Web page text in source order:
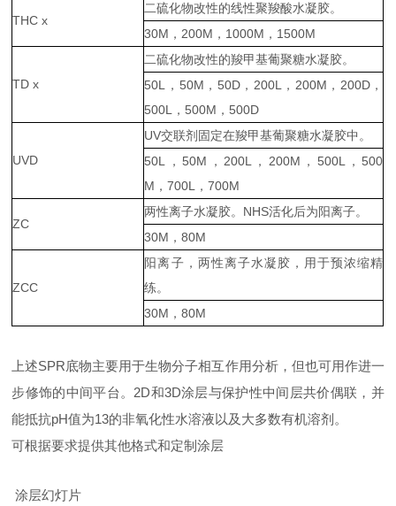
THC x
二硫化物改性的线性聚羧酸水凝胶。
30M，200M，1000M，1500M
TD x
二硫化物改性的羧甲基葡聚糖水凝胶。
50L，50M，50D，200L，200M，200D，
500L，500M，500D
UVD
UV交联剂固定在羧甲基葡聚糖水凝胶中。
50L，50M，200L，200M，500L，500
M，700L，700M
ZC
两性离子水凝胶。NHS活化后为阳离子。
30M，80M
ZCC
阳离子，两性离子水凝胶，用于预浓缩精
练。
30M，80M
上述SPR底物主要用于生物分子相互作用分析，但也可用作进一
步修饰的中间平台。2D和3D涂层与保护性中间层共价偶联，并
能抵抗pH值为13的非氧化性水溶液以及大多数有机溶剂。
可根据要求提供其他格式和定制涂层
涂层幻灯片